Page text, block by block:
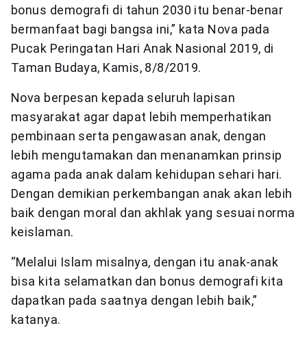
bonus demografi di tahun 2030 itu benar-benar
bermanfaat bagi bangsa ini,” kata Nova pada
Pucak Peringatan Hari Anak Nasional 2019, di
Taman Budaya, Kamis, 8/8/2019.
Nova berpesan kepada seluruh lapisan
masyarakat agar dapat lebih memperhatikan
pembinaan serta pengawasan anak, dengan
lebih mengutamakan dan menanamkan prinsip
agama pada anak dalam kehidupan sehari hari.
Dengan demikian perkembangan anak akan lebih
baik dengan moral dan akhlak yang sesuai norma
keislaman.
“Melalui Islam misalnya, dengan itu anak-anak
bisa kita selamatkan dan bonus demografi kita
dapatkan pada saatnya dengan lebih baik,”
katanya.